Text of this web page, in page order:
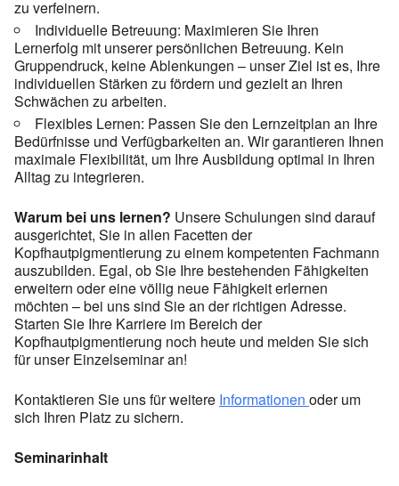
zu verfeinern.
Individuelle Betreuung: Maximieren Sie Ihren
Lernerfolg mit unserer persönlichen Betreuung. Kein
Gruppendruck, keine Ablenkungen – unser Ziel ist es, Ihre
individuellen Stärken zu fördern und gezielt an Ihren
Schwächen zu arbeiten.
Flexibles Lernen: Passen Sie den Lernzeitplan an Ihre
Bedürfnisse und Verfügbarkeiten an. Wir garantieren Ihnen
maximale Flexibilität, um Ihre Ausbildung optimal in Ihren
Alltag zu integrieren.
Warum bei uns lernen? Unsere Schulungen sind darauf
ausgerichtet, Sie in allen Facetten der
Kopfhautpigmentierung zu einem kompetenten Fachmann
auszubilden. Egal, ob Sie Ihre bestehenden Fähigkeiten
erweitern oder eine völlig neue Fähigkeit erlernen
möchten – bei uns sind Sie an der richtigen Adresse.
Starten Sie Ihre Karriere im Bereich der
Kopfhautpigmentierung noch heute und melden Sie sich
für unser Einzelseminar an!
Kontaktieren Sie uns für weitere Informationen oder um
sich Ihren Platz zu sichern.
Seminarinhalt